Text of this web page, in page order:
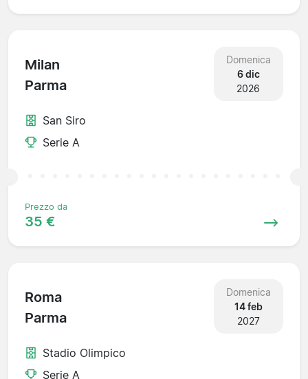
Milan
Parma
Domenica
6 dic
2026
San Siro
Serie A
Prezzo da
35 €
Roma
Parma
Domenica
14 feb
2027
Stadio Olimpico
Serie A